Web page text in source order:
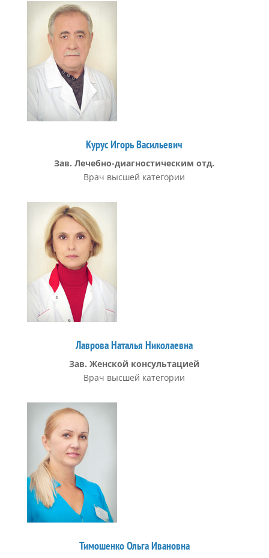
Курус Игорь Васильевич
Зав. Лечебно-диагностическим отд.
Врач высшей категории
Лаврова Наталья Николаевна
Зав. Женской консультацией
Врач высшей категории
Тимошенко Ольга Ивановна